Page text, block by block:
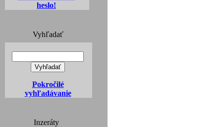
heslo!
Vyhľadať
Pokročilé
vyhľadávanie
Inzeráty